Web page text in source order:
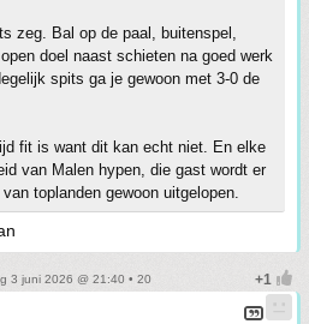
zeg. Bal op de paal, buitenspel,
doel naast schieten na goed werk
spits ga je gewoon met 3-0 de
fit is want dit kan echt niet. En elke
van Malen hypen, die gast wordt er
toplanden gewoon uitgelopen.
3 juni 2026 @ 21:40 • 20